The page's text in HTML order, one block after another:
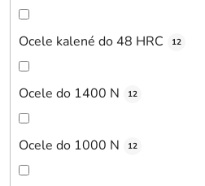
Ocele kalené do 48 HRC 12
Ocele do 1400 N 12
Ocele do 1000 N 12